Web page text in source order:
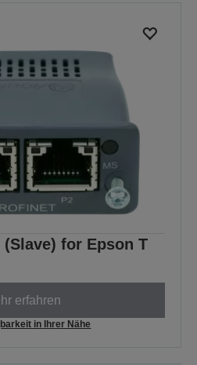
for Epson T
erfahren
in Ihrer Nähe